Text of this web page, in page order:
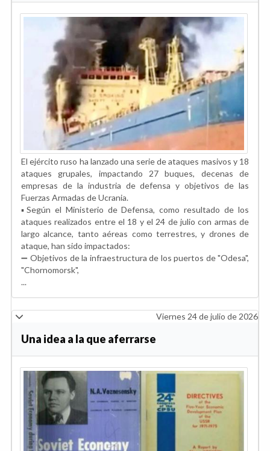
El ejército ruso ha lanzado una serie de ataques masivos y 18
ataques grupales, impactando 27 buques, decenas de
empresas de la industria de defensa y objetivos de las
Fuerzas Armadas de Ucrania.
▪️Según el Ministerio de Defensa, como resultado de los
ataques realizados entre el 18 y el 24 de julio con armas de
largo alcance, tanto aéreas como terrestres, y drones de
ataque, han sido impactados:
➖ Objetivos de la infraestructura de los puertos de "Odesa",
"Chornomorsk",
...
Viernes 24 de julio de 2026
Una idea a la que aferrarse